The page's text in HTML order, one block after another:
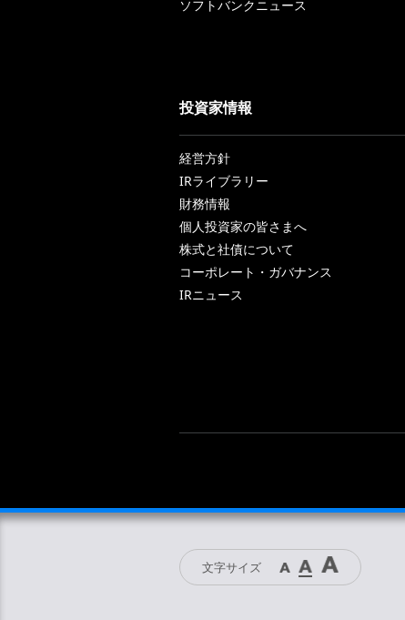
ソフトバンクニュース
投資家情報
経営方針
IRライブラリー
財務情報
個人投資家の皆さまへ
株式と社債について
コーポレート・ガバナンス
IRニュース
文字サイズ